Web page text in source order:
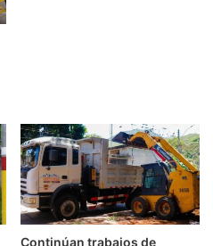
Continúan trabajos de